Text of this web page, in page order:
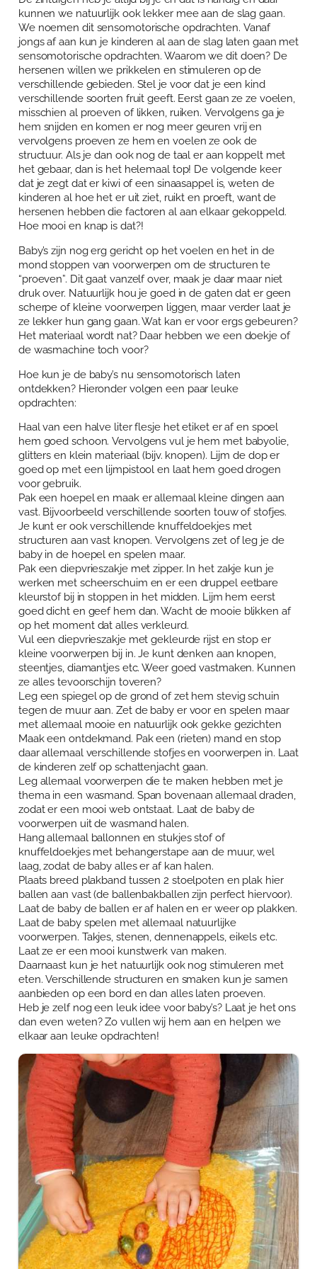
kunnen we natuurlijk ook lekker mee aan de slag gaan.
We noemen dit sensomotorische opdrachten. Vanaf
jongs af aan kun je kinderen al aan de slag laten gaan met
sensomotorische opdrachten. Waarom we dit doen? De
hersenen willen we prikkelen en stimuleren op de
verschillende gebieden. Stel je voor dat je een kind
verschillende soorten fruit geeft. Eerst gaan ze ze voelen,
misschien al proeven of likken, ruiken. Vervolgens ga je
hem snijden en komen er nog meer geuren vrij en
vervolgens proeven ze hem en voelen ze ook de
structuur. Als je dan ook nog de taal er aan koppelt met
het gebaar, dan is het helemaal top! De volgende keer
dat je zegt dat er kiwi of een sinaasappel is, weten de
kinderen al hoe het er uit ziet, ruikt en proeft, want de
hersenen hebben die factoren al aan elkaar gekoppeld.
Hoe mooi en knap is dat?!
Baby’s zijn nog erg gericht op het voelen en het in de
mond stoppen van voorwerpen om de structuren te
“proeven”. Dit gaat vanzelf over, maak je daar maar niet
druk over. Natuurlijk hou je goed in de gaten dat er geen
scherpe of kleine voorwerpen liggen, maar verder laat je
ze lekker hun gang gaan. Wat kan er voor ergs gebeuren?
Het materiaal wordt nat? Daar hebben we een doekje of
de wasmachine toch voor?
Hoe kun je de baby’s nu sensomotorisch laten
ontdekken? Hieronder volgen een paar leuke
opdrachten:
Haal van een halve liter flesje het etiket er af en spoel
hem goed schoon. Vervolgens vul je hem met babyolie,
glitters en klein materiaal (bijv. knopen). Lijm de dop er
goed op met een lijmpistool en laat hem goed drogen
voor gebruik.
Pak een hoepel en maak er allemaal kleine dingen aan
vast. Bijvoorbeeld verschillende soorten touw of stofjes.
Je kunt er ook verschillende knuffeldoekjes met
structuren aan vast knopen. Vervolgens zet of leg je de
baby in de hoepel en spelen maar.
Pak een diepvrieszakje met zipper. In het zakje kun je
werken met scheerschuim en er een druppel eetbare
kleurstof bij in stoppen in het midden. Lijm hem eerst
goed dicht en geef hem dan. Wacht de mooie blikken af
op het moment dat alles verkleurd.
Vul een diepvrieszakje met gekleurde rijst en stop er
kleine voorwerpen bij in. Je kunt denken aan knopen,
steentjes, diamantjes etc. Weer goed vastmaken. Kunnen
ze alles tevoorschijn toveren?
Leg een spiegel op de grond of zet hem stevig schuin
tegen de muur aan. Zet de baby er voor en spelen maar
met allemaal mooie en natuurlijk ook gekke gezichten
Maak een ontdekmand. Pak een (rieten) mand en stop
daar allemaal verschillende stofjes en voorwerpen in. Laat
de kinderen zelf op schattenjacht gaan.
Leg allemaal voorwerpen die te maken hebben met je
thema in een wasmand. Span bovenaan allemaal draden,
zodat er een mooi web ontstaat. Laat de baby de
voorwerpen uit de wasmand halen.
Hang allemaal ballonnen en stukjes stof of
knuffeldoekjes met behangerstape aan de muur, wel
laag, zodat de baby alles er af kan halen.
Plaats breed plakband tussen 2 stoelpoten en plak hier
ballen aan vast (de ballenbakballen zijn perfect hiervoor).
Laat de baby de ballen er af halen en er weer op plakken.
Laat de baby spelen met allemaal natuurlijke
voorwerpen. Takjes, stenen, dennenappels, eikels etc.
Laat ze er een mooi kunstwerk van maken.
Daarnaast kun je het natuurlijk ook nog stimuleren met
eten. Verschillende structuren en smaken kun je samen
aanbieden op een bord en dan alles laten proeven.
Heb je zelf nog een leuk idee voor baby’s? Laat je het ons
dan even weten? Zo vullen wij hem aan en helpen we
elkaar aan leuke opdrachten!